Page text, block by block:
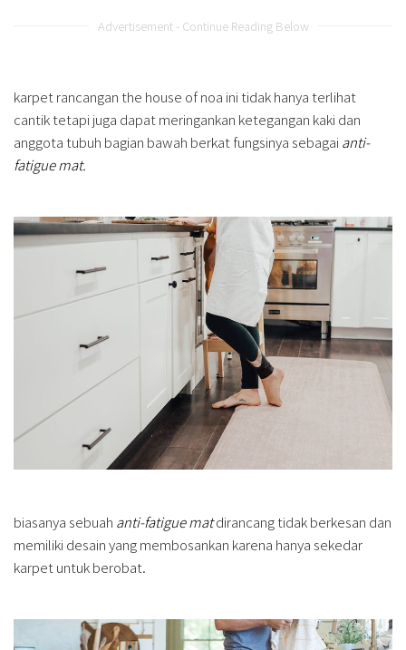
Advertisement - Continue Reading Below
karpet rancangan the house of noa ini tidak hanya terlihat
cantik tetapi juga dapat meringankan ketegangan kaki dan
anggota tubuh bagian bawah berkat fungsinya sebagai anti-
fatigue mat.
biasanya sebuah anti-fatigue matdirancang tidak berkesan dan
memiliki desain yang membosankan karena hanya sekedar
karpet untuk berobat.